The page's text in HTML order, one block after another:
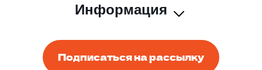
Информация
Подписаться на рассылку